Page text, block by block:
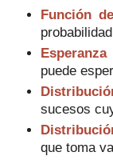
Función
puede
sucesos
que toma